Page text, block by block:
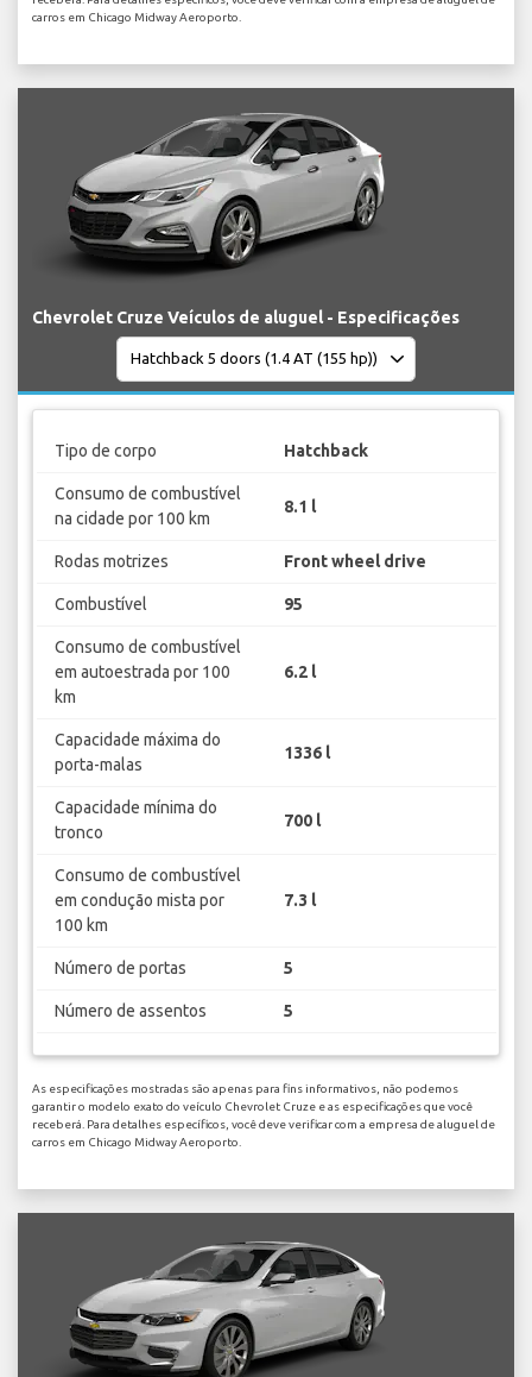
carros em Chicago Midway Aeroporto.
Chevrolet Cruze Veículos de aluguel - Especificações
Tipo de corpo Hatchback
Consumo de combustível
na cidade por 100 km
8.1 l
Rodas motrizes Front wheel drive
Combustível 95
Consumo de combustível
em autoestrada por 100
km
6.2 l
Capacidade máxima do
porta-malas
1336 l
Capacidade mínima do
tronco
700 l
Consumo de combustível
em condução mista por
100 km
7.3 l
Número de portas 5
Número de assentos 5
As especificações mostradas são apenas para fins informativos, não podemos
garantir o modelo exato do veículo Chevrolet Cruze e as especificações que você
receberá. Para detalhes específicos, você deve verificar com a empresa de aluguel de
carros em Chicago Midway Aeroporto.